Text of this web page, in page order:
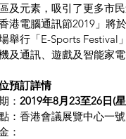
及元素，吸引了更多市
香港電腦通訊節2019」將於
舉行「E-Sports Festival
及通訊、遊戲及智能家電
預訂詳情
： 2019年8月23至26日(
：香港會議展覽中心一
：